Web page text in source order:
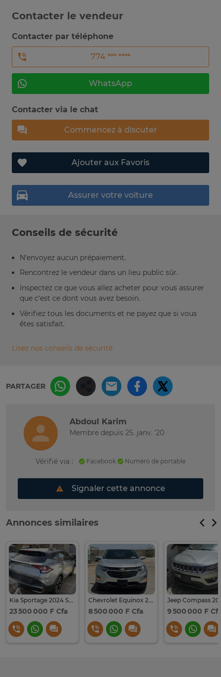
Contacter le vendeur
Contacter par téléphone
774 *** ****
WhatsApp
Contacter via le chat
Commencez à discuter
Ajouter aux Favoris
Assurer votre voiture
Conseils de sécurité
N’envoyez aucun prépaiement.
Rencontrez le vendeur dans un lieu public sûr.
Inspectez ce que vous allez acheter pour vous assurer
que c’est ce dont vous avez besoin.
Vérifiez tous les documents et ne payez que si vous
êtes satisfait.
Lisez nos conseils de sécurité
PARTAGER
Abdoul Karim
Membre depuis 25. janv. '20
Vérifié via : Facebook Numéro de portable
Signaler cette annonce
Annonces similaires
Kia Sportage 2024 SUV compact Argent Automatique
23 500 000 F Cfa
Chevrolet Equinox 2018 SUV argent spacieux
8 500 000 F Cfa 9 500 000 F